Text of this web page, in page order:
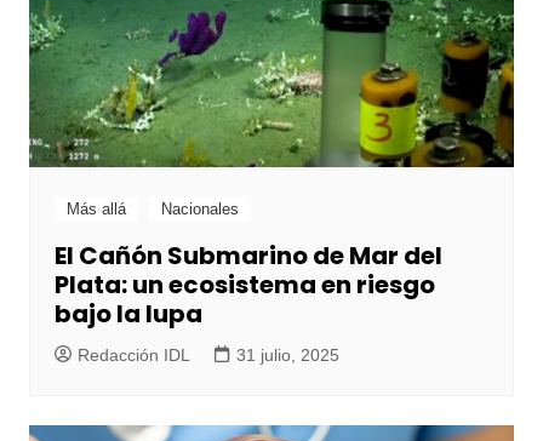
Más allá Nacionales
El Cañón Submarino de Mar del
Plata: un ecosistema en riesgo
bajo la lupa
Redacción IDL 31 julio, 2025